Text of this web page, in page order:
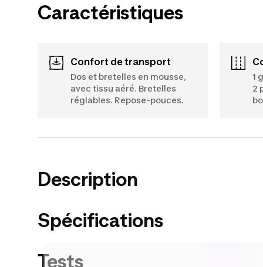
Caractéristiques
Confort de transport
Dos et bretelles en mousse,
avec tissu aéré. Bretelles
réglables. Repose-pouces.
1
2
Description
Spécifications
Tests